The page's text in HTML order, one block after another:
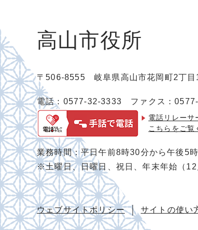
高山市役所
〒506-8555 岐阜県高山市花岡町2丁
電話：0577-32-3333 ファクス：
電話リレーサ
こちらをご覧
業務時間：平日午前8時30分から午後5
※土曜日、日曜日、祝日、年末年始（12
ウェブサイトポリシー サイトの使い